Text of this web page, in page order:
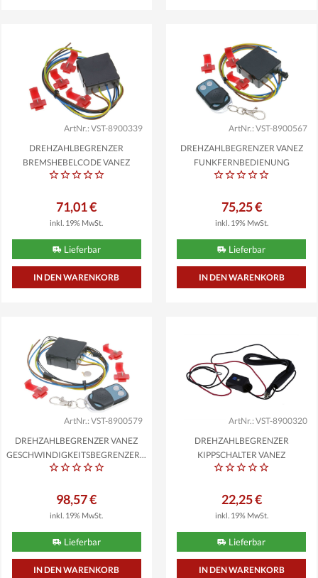
ArtNr.: VST-8900339
DREHZAHLBEGRENZER
BREMSHEBELCODE VANEZ
ROLLER,...
71,01 €
inkl. 19% MwSt.
Lieferbar
ArtNr.: VST-8900567
DREHZAHLBEGRENZER VANEZ
FUNKFERNBEDIENUNG
UNIVERSAL...
75,25 €
inkl. 19% MwSt.
Lieferbar
ArtNr.: VST-8900579
DREHZAHLBEGRENZER VANEZ
GESCHWINDIGKEITSBEGRENZER...
98,57 €
inkl. 19% MwSt.
Lieferbar
ArtNr.: VST-8900320
DREHZAHLBEGRENZER
KIPPSCHALTER VANEZ
EINSTELLBAR,...
22,25 €
inkl. 19% MwSt.
Lieferbar